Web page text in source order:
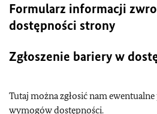
Formularz informacji
dostępności strony
Zgłoszenie bariery w
Tutaj można zgłosić nam
wymogów dostępności.